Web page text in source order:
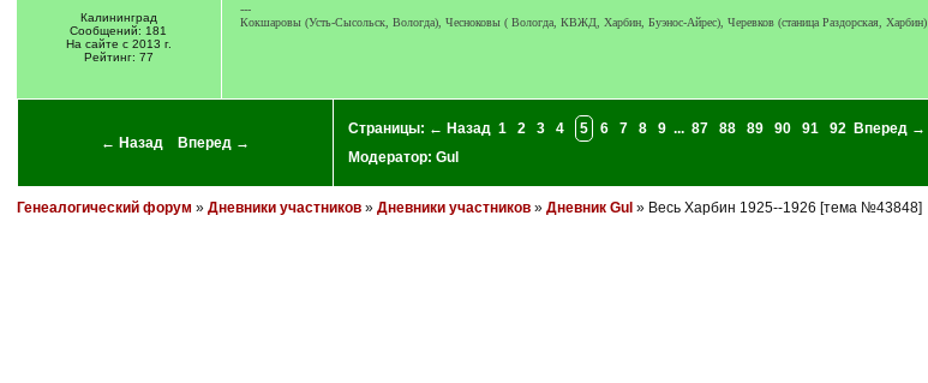
Калининград
Сообщений: 181
На сайте с 2013 г.
Рейтинг: 77
---
Кокшаровы (Усть-Сысольск, Вологда), Чесноковы ( Вологда, КВЖД, Харбин, Буэнос-Айрес), Черевков (станица Раздорская, Харбин)
← Назад Вперед →
Страницы: ← Назад 1 2 3 4 5 6 7 8 9 ... 87 88 89 90 91 92
Вперед →
Модератор: Gul
Генеалогический форум » Дневники участников» Дневники участников» Дневник Gul » Весь Харбин 1925--1926 [тема №43848]